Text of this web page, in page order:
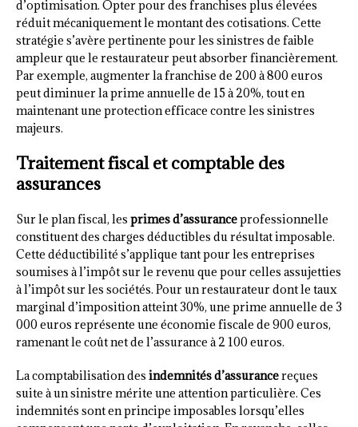
d’optimisation. Opter pour des franchises plus élevées
réduit mécaniquement le montant des cotisations. Cette
stratégie s’avère pertinente pour les sinistres de faible
ampleur que le restaurateur peut absorber financièrement.
Par exemple, augmenter la franchise de 200 à 800 euros
peut diminuer la prime annuelle de 15 à 20%, tout en
maintenant une protection efficace contre les sinistres
majeurs.
Traitement fiscal et comptable des
assurances
Sur le plan fiscal, les primes d’assuranceprofessionnelle
constituent des charges déductibles du résultat imposable.
Cette déductibilité s’applique tant pour les entreprises
soumises à l’impôt sur le revenu que pour celles assujetties
à l’impôt sur les sociétés. Pour un restaurateur dont le taux
marginal d’imposition atteint 30%, une prime annuelle de 3
000 euros représente une économie fiscale de 900 euros,
ramenant le coût net de l’assurance à 2 100 euros.
La comptabilisation des indemnités d’assurancereçues
suite à un sinistre mérite une attention particulière. Ces
indemnités sont en principe imposables lorsqu’elles